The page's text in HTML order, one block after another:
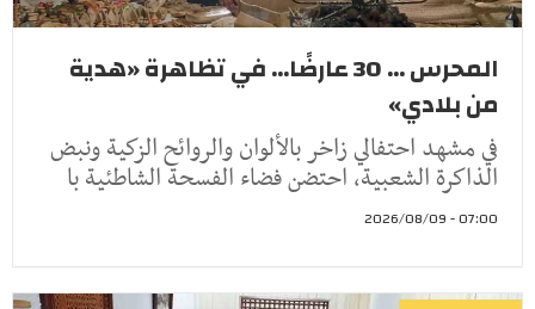
المحرس ... 30 عارضًا... في تظاهرة «هدية
من بلادي»
في مشهد احتفالي زاخر بالألوان والروائح الزكية ونبض
الذاكرة الشعبية، احتضن فضاء الفسحة الشاطئية با
07:00 - 2026/08/09